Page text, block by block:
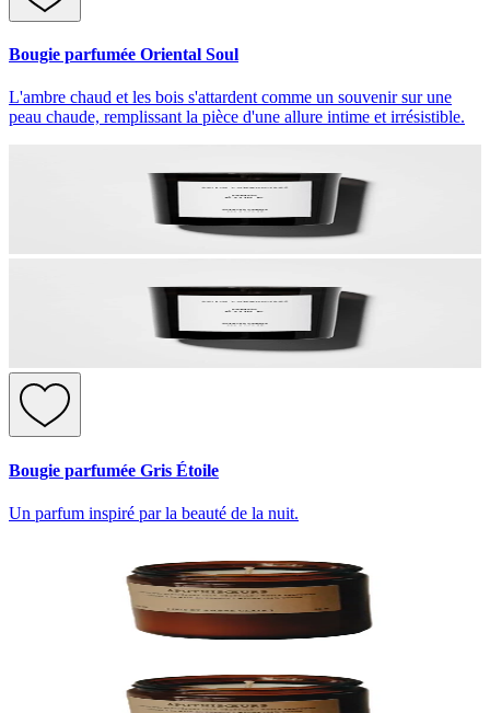
Bougie parfumée Oriental Soul
L'ambre chaud et les bois s'attardent comme un souvenir sur une
peau chaude, remplissant la pièce d'une allure intime et irrésistible.
Bougie parfumée Gris Étoile
Un parfum inspiré par la beauté de la nuit.